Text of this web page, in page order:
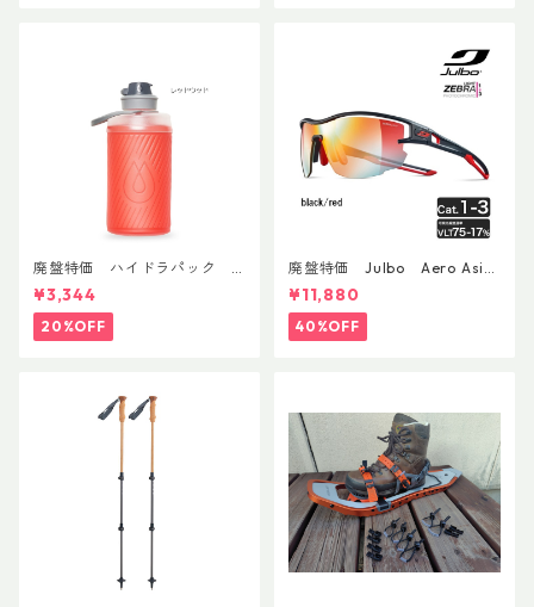
廃盤特価 ハイドラパック
フラックス 750ml
¥3,344
20%OFF
廃盤特価 Julbo Aero Asia
nFit
¥11,880
40%OFF